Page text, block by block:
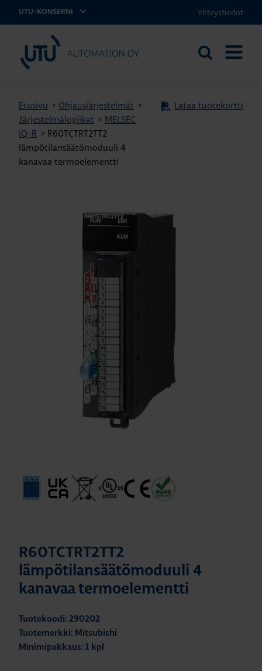
UTU-KONSERNI Yhteystiedot
UTU Automation
Etsi
Etusivu > Ohjausjärjestelmät >
Järjestelmälogiikat > MELSEC
iQ-R > R60TCTRT2TT2
lämpötilansäätömoduuli 4
kanavaa termoelementti
Lataa tuotekortti
R60TCTRT2TT2
lämpötilansäätömoduuli 4
kanavaa termoelementti
Tuotekoodi: 290202
Tuotemerkki: Mitsubishi
Minimipakkaus: 1 kpl